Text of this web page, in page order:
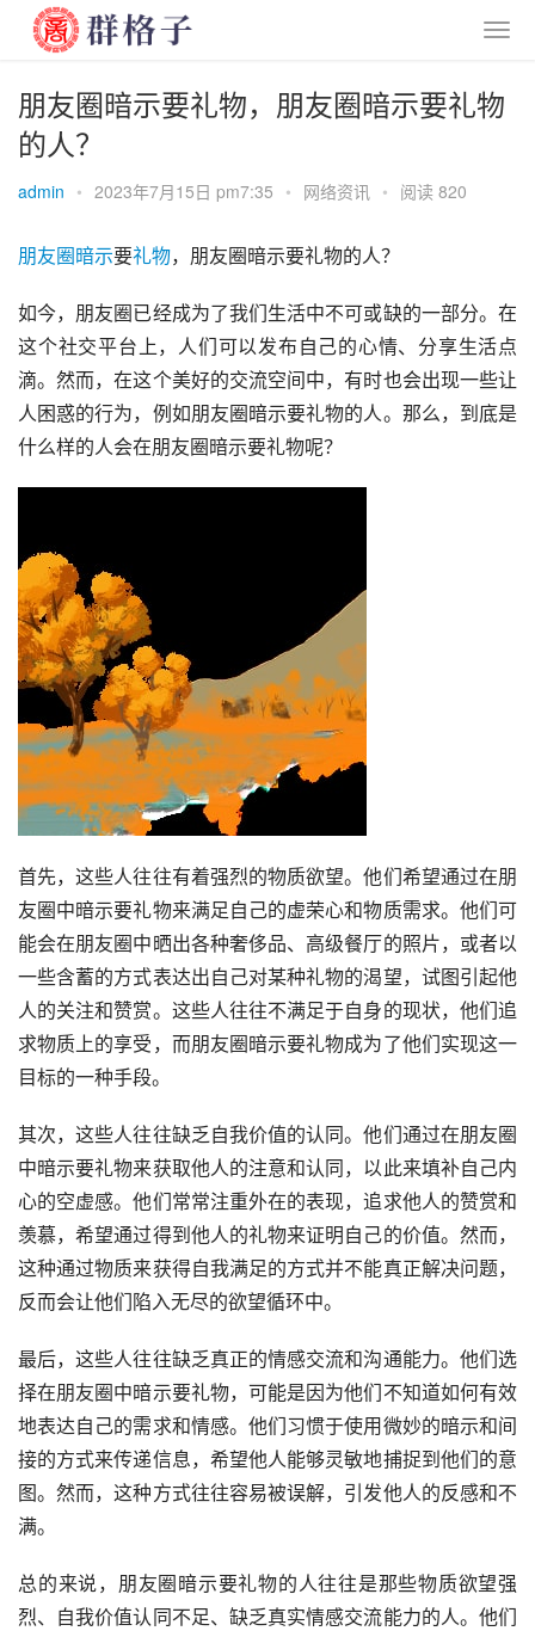
朋友圈暗示要礼物，朋友圈暗示要礼物
的人？
admin • 2023年7月15日 pm7:35 • 网络资讯 • 阅读 820
朋友圈暗示要礼物，朋友圈暗示要礼物的人？
如今，朋友圈已经成为了我们生活中不可或缺的一部分。在
这个社交平台上，人们可以发布自己的心情、分享生活点
滴。然而，在这个美好的交流空间中，有时也会出现一些让
人困惑的行为，例如朋友圈暗示要礼物的人。那么，到底是
什么样的人会在朋友圈暗示要礼物呢？
首先，这些人往往有着强烈的物质欲望。他们希望通过在朋
友圈中暗示要礼物来满足自己的虚荣心和物质需求。他们可
能会在朋友圈中晒出各种奢侈品、高级餐厅的照片，或者以
一些含蓄的方式表达出自己对某种礼物的渴望，试图引起他
人的关注和赞赏。这些人往往不满足于自身的现状，他们追
求物质上的享受，而朋友圈暗示要礼物成为了他们实现这一
目标的一种手段。
其次，这些人往往缺乏自我价值的认同。他们通过在朋友圈
中暗示要礼物来获取他人的注意和认同，以此来填补自己内
心的空虚感。他们常常注重外在的表现，追求他人的赞赏和
羡慕，希望通过得到他人的礼物来证明自己的价值。然而，
这种通过物质来获得自我满足的方式并不能真正解决问题，
反而会让他们陷入无尽的欲望循环中。
最后，这些人往往缺乏真正的情感交流和沟通能力。他们选
择在朋友圈中暗示要礼物，可能是因为他们不知道如何有效
地表达自己的需求和情感。他们习惯于使用微妙的暗示和间
接的方式来传递信息，希望他人能够灵敏地捕捉到他们的意
图。然而，这种方式往往容易被误解，引发他人的反感和不
满。
总的来说，朋友圈暗示要礼物的人往往是那些物质欲望强
烈、自我价值认同不足、缺乏真实情感交流能力的人。他们